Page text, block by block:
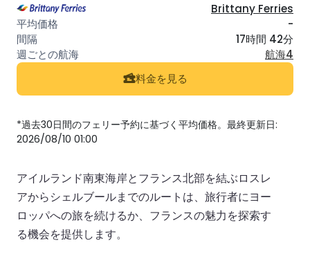
Brittany Ferries
-
17時間 42分
航海4
料金を見る
*過去30日間のフェリー予約に基づく平均価格。最終更新日:
2026/08/10 01:00
アイルランド南東海岸とフランス北部を結ぶロスレ
アからシェルブールまでのルートは、旅行者にヨー
ロッパへの旅を続けるか、フランスの魅力を探索す
る機会を提供します。